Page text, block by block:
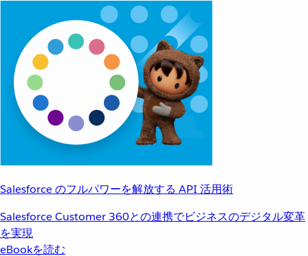
Salesforce のフルパワーを解放する API 活用術
Salesforce Customer 360との連携でビジネスのデジタル変革
を実現
eBookを読む